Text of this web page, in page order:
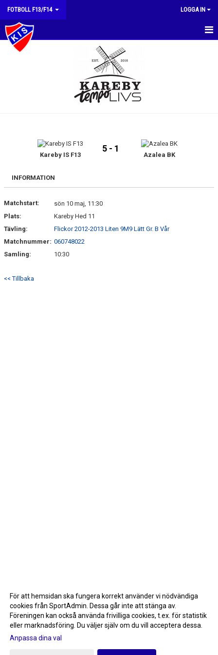
FOTBOLL F13/F14 LOGGA IN
HEM
BILDGALLERI
DOKUMENT
Kareby IS F13
5 - 1
Azalea BK
INFORMATION
Matchstart:
sön 10 maj, 11:30
Plats:
Kareby Hed 11
Tävling:
Flickor 2012-2013 Liten 9M9 Lätt Gr. B Vår
Matchnummer: 060748022
Samling:
10:30
<< Tillbaka
Gå till Webbversion
För att hemsidan ska fungera korrekt använder vi nödvändiga
cookies från SportAdmin. Dessa går inte att stänga av.
Föreningen kan också använda frivilliga cookies, t.ex. för statistik
eller marknadsföring. Du väljer själv om du vill acceptera dessa.
Anpassa dina val